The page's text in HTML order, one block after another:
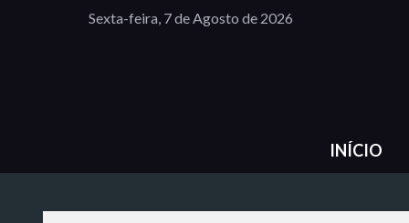
Sexta-feira, 7 de Agosto de 2026
INÍCIO